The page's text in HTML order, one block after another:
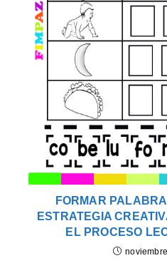
FORMAR
ESTRATEGIA
EL PROCESO